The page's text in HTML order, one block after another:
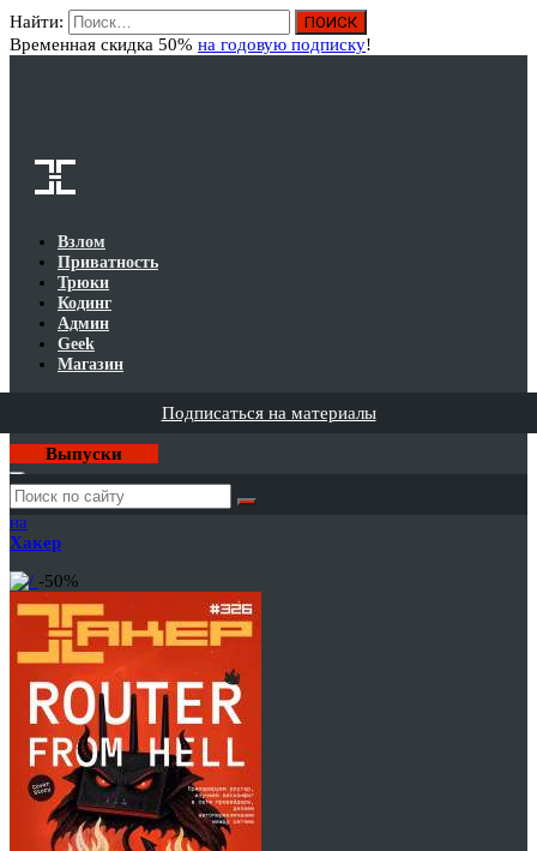
Найти:
Временная скидка 50% на годовую подписку!
Взлом
Приватность
Трюки
Кодинг
Админ
Geek
Магазин
Подписаться на материалы
Выпуски
Годовая
подписка
на
Хакер
-50%